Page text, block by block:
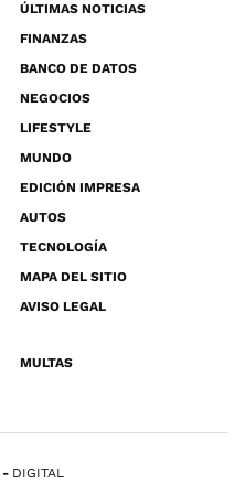
ÚLTIMAS NOTICIAS
FINANZAS
BANCO DE DATOS
NEGOCIOS
LIFESTYLE
MUNDO
EDICIÓN IMPRESA
AUTOS
TECNOLOGÍA
MAPA DEL SITIO
AVISO LEGAL
MULTAS
DIGITAL